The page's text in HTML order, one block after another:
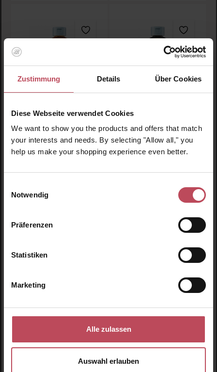
Zustimmung Details Über Cookies
Diese Webseite verwendet Cookies
We want to show you the products and offers that match
your interests and needs. By selecting "Allow all," you
help us make your shopping experience even better.
Notwendig
Präferenzen
Statistiken
Marketing
Alle zulassen
Auswahl erlauben
Root Re-Boot Vitalizing
Shampoo (Propolis &
Citron)
Shampoo
Inkl. MwSt
Root Re-Boot Activating
Shampoo (Cica & Tea Tree)
Shampoo
Regulärer Preis:
15,35 CHF
Lador
Shampoo (Red Ginseng &
OLAPLEX